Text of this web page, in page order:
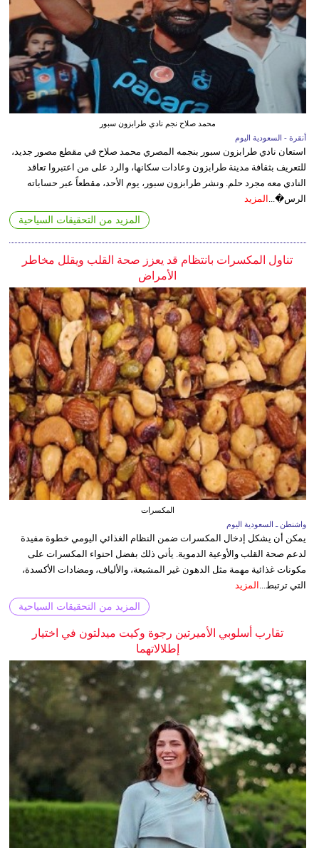
محمد صلاح نجم نادي طرابزون سبور
أنقرة - السعودية اليوم
استعان نادي طرابزون سبور بنجمه المصري محمد صلاح في مقطع مصور جديد،
للتعريف بثقافة مدينة طرابزون وعادات سكانها، والرد على من اعتبروا تعاقد
النادي معه مجرد حلم. ونشر طرابزون سبور، يوم الأحد، مقطعاً عبر حساباته
الرس�... المزيد
المزيد من التحقيقات السياحية
تناول المكسرات بانتظام قد يعزز صحة القلب ويقلل مخاطر
الأمراض
المكسرات
واشنطن ـ السعودية اليوم
يمكن أن يشكل إدخال المكسرات ضمن النظام الغذائي اليومي خطوة مفيدة
لدعم صحة القلب والأوعية الدموية. يأتي ذلك بفضل احتواء المكسرات على
مكونات غذائية مهمة مثل الدهون غير المشبعة، والألياف، ومضادات الأكسدة،
التي ترتبط...
المزيد
المزيد من التحقيقات السياحية
تقارب أسلوبي الأميرتين رجوة وكيت ميدلتون في اختيار
إطلالاتهما